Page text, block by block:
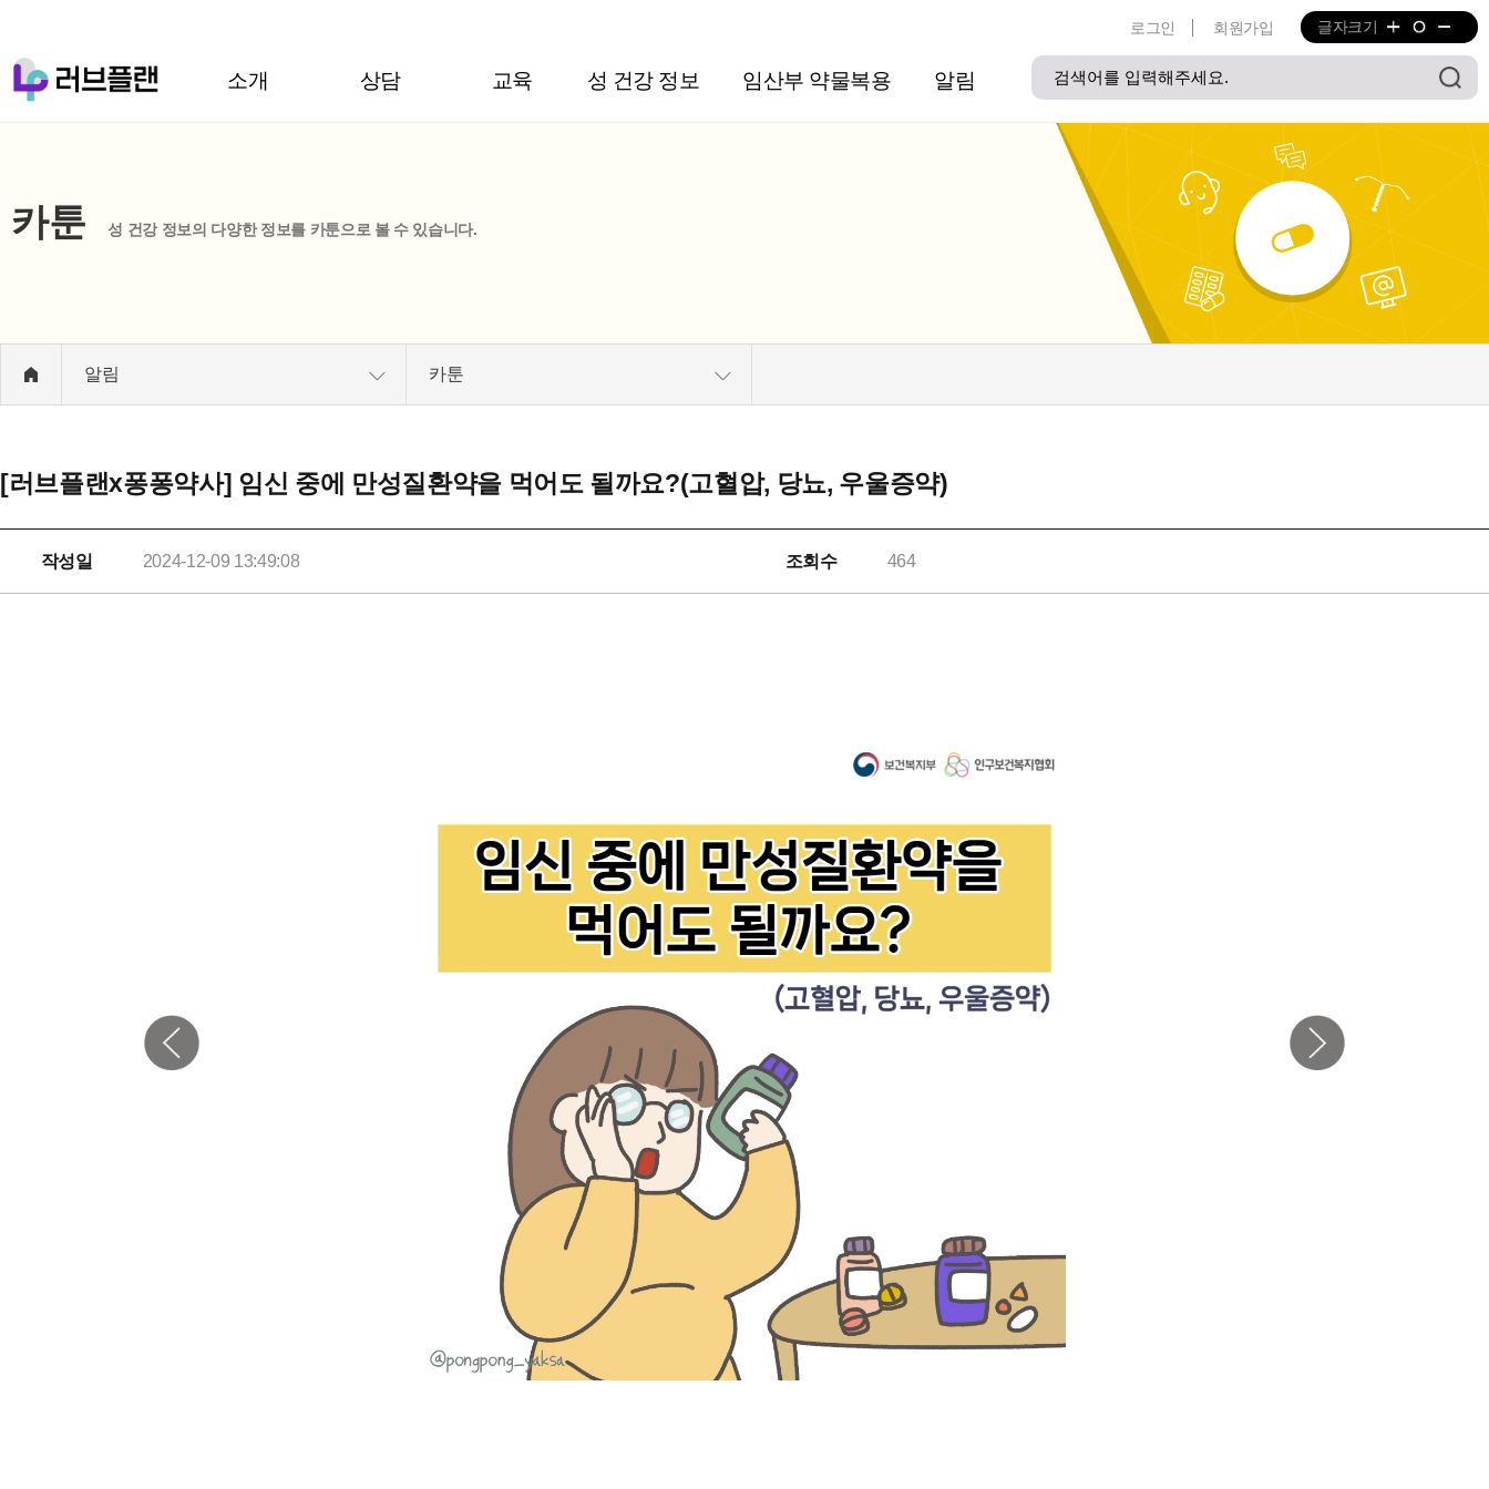
로그인
회원가입 글자크기
소개 상담 교육 성 건강 정보 임산부 약물복용 알림
카툰 성 건강 정보의 다양한 정보를 카툰으로 볼 수 있습니다.
알림 카툰
[러브플랜x퐁퐁약사] 임신 중에 만성질환약을 먹어도 될까요?(고혈압, 당뇨, 우울증약)
작성일 2024-12-09 13:49:08 조회수 464